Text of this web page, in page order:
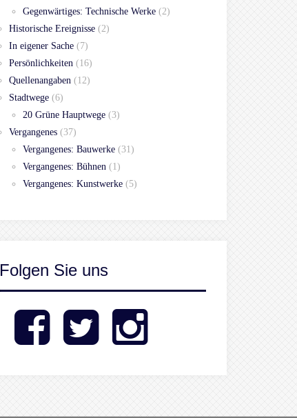
Gegenwärtiges: Technische Werke (2)
Historische Ereignisse (2)
In eigener Sache (7)
Persönlichkeiten (16)
Quellenangaben (12)
Stadtwege (6)
20 Grüne Hauptwege (3)
Vergangenes (37)
Vergangenes: Bauwerke (31)
Vergangenes: Bühnen (1)
Vergangenes: Kunstwerke (5)
Folgen Sie uns
Facebook Twitter Instagram